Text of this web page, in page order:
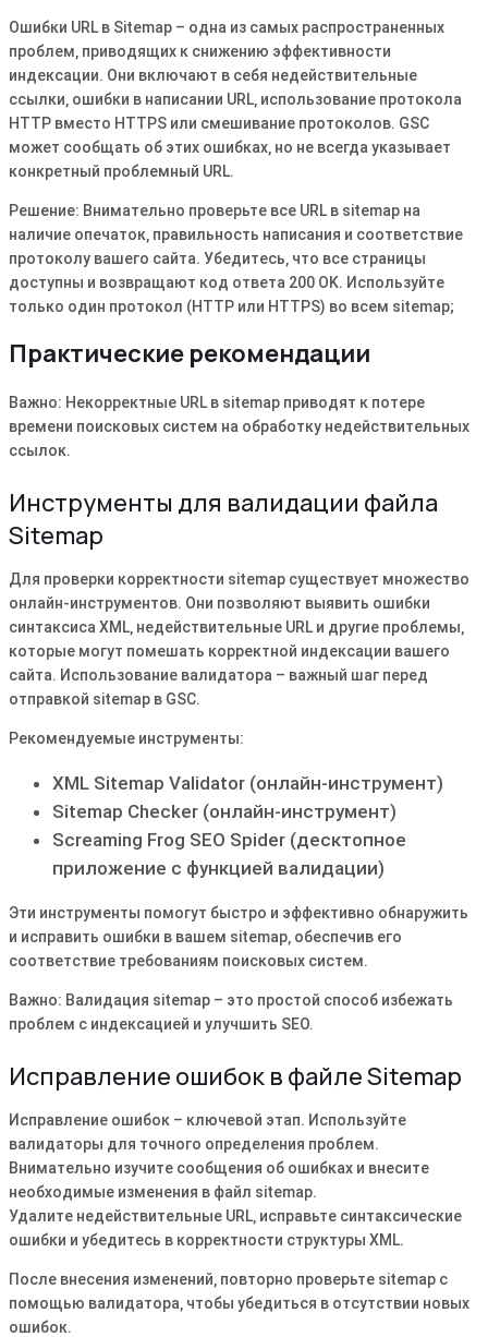
Ошибки URL в Sitemap – одна из самых распространенных
проблем‚ приводящих к снижению эффективности
индексации. Они включают в себя недействительные
ссылки‚ ошибки в написании URL‚ использование протокола
HTTP вместо HTTPS или смешивание протоколов. GSC
может сообщать об этих ошибках‚ но не всегда указывает
конкретный проблемный URL.
Решение: Внимательно проверьте все URL в sitemap на
наличие опечаток‚ правильность написания и соответствие
протоколу вашего сайта. Убедитесь‚ что все страницы
доступны и возвращают код ответа 200 OK. Используйте
только один протокол (HTTP или HTTPS) во всем sitemap;
Практические рекомендации
Важно: Некорректные URL в sitemap приводят к потере
времени поисковых систем на обработку недействительных
ссылок.
Инструменты для валидации файла
Sitemap
Для проверки корректности sitemap существует множество
онлайн-инструментов. Они позволяют выявить ошибки
синтаксиса XML‚ недействительные URL и другие проблемы‚
которые могут помешать корректной индексации вашего
сайта. Использование валидатора – важный шаг перед
отправкой sitemap в GSC.
Рекомендуемые инструменты:
XML Sitemap Validator (онлайн-инструмент)
Sitemap Checker (онлайн-инструмент)
Screaming Frog SEO Spider (десктопное
приложение с функцией валидации)
Эти инструменты помогут быстро и эффективно обнаружить
и исправить ошибки в вашем sitemap‚ обеспечив его
соответствие требованиям поисковых систем.
Важно: Валидация sitemap – это простой способ избежать
проблем с индексацией и улучшить SEO.
Исправление ошибок в файле Sitemap
Исправление ошибок – ключевой этап. Используйте
валидаторы для точного определения проблем.
Внимательно изучите сообщения об ошибках и внесите
необходимые изменения в файл sitemap.
Удалите недействительные URL‚ исправьте синтаксические
ошибки и убедитесь в корректности структуры XML.
После внесения изменений‚ повторно проверьте sitemap с
помощью валидатора‚ чтобы убедиться в отсутствии новых
ошибок.